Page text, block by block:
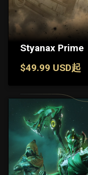
Styanax Prime
$49.99 USD起